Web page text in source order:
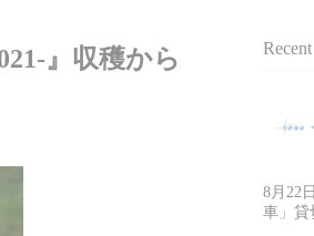
』収穫から
8月22
車」貸